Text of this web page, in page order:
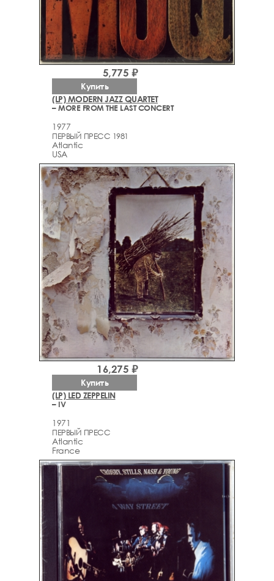
(LP) MODERN JAZZ QUARTET
– MORE FROM THE LAST CONCERT
1977
ПЕРВЫЙ ПРЕСС 1981
Atlantic
USA
5,775 ₽
Купить
(LP) LED ZEPPELIN
– IV
1971
ПЕРВЫЙ ПРЕСС
Atlantic
France
16,275 ₽
Купить